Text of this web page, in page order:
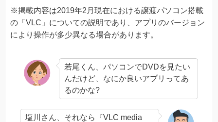
※掲載内容は2019年2月現在における譲渡パソコン搭載
の「VLC」についての説明であり、アプリのバージョン
により操作が多少異なる場合があります。
若尾くん、パソコンでDVDを見たい
んだけど、なにか良いアプリってあ
るのかな?
塩川さん、それなら『VLC media